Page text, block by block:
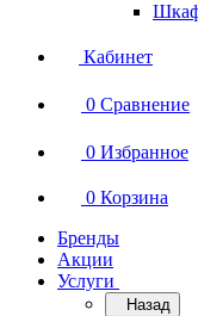
Кабинет
0 Сравнение
0 Избранное
0 Корзина
Бренды
Акции
Услуги
Назад